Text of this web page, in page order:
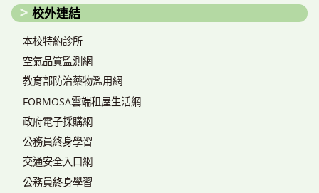
校外連結
本校特約診所
空氣品質監測網
教育部防治藥物濫用網
FORMOSA雲端租屋生活網
政府電子採購網
公務員終身學習
交通安全入口網
公務員終身學習